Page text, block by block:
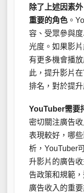
除了上述因素
重要的角色 。
容、受眾參與
光度。如果影
有更多機會播
此，提升影片
排名，對於提
YouTuber需要
密切關注廣告
表現較好，哪
析，YouTuber
升影片的廣告
告政策和規範
廣告收入的重要